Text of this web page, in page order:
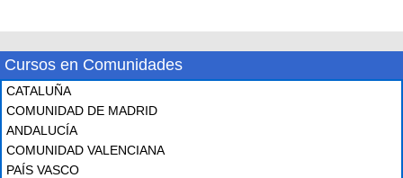
Cursos en Comunidades
CATALUÑA
COMUNIDAD DE MADRID
ANDALUCÍA
COMUNIDAD VALENCIANA
PAÍS VASCO